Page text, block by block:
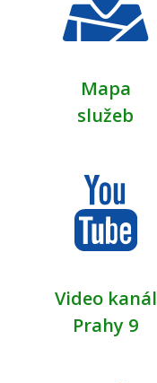
Mapa
služeb
Video kanál
Prahy 9